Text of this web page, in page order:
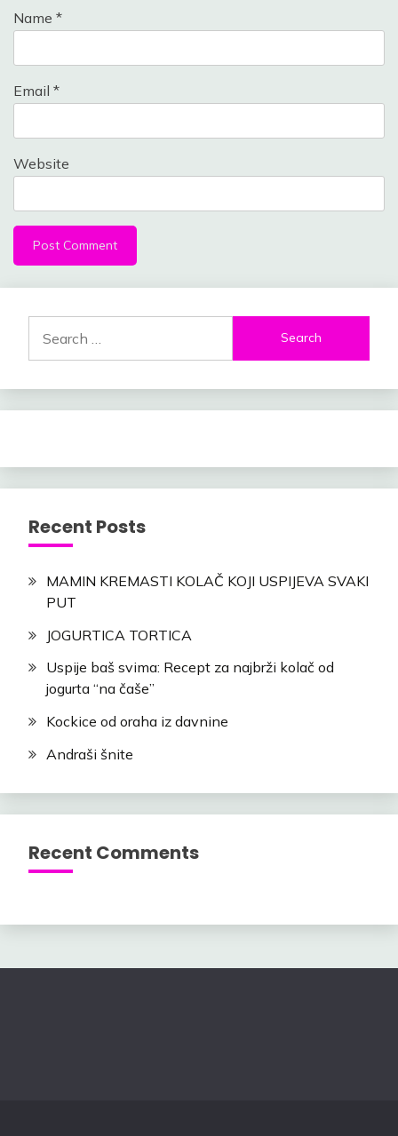
Name *
Email *
Website
for:
Recent Posts
MAMIN KREMASTI KOLAČ KOJI USPIJEVA SVAKI
PUT
JOGURTICA TORTICA
Uspije baš svima: Recept za najbrži kolač od
jogurta “na čaše”
Kockice od oraha iz davnine
Andraši šnite
Recent Comments